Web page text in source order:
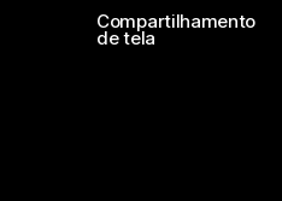
Compartilhamento
de tela